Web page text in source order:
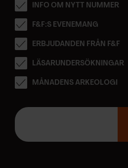
INFO OM NYTT NUMMER
F&F:S EVENEMANG
ERBJUDANDEN FRÅN F&F
LÄSARUNDERSÖKNINGAR
MÅNADENS ARKEOLOGI
E
p